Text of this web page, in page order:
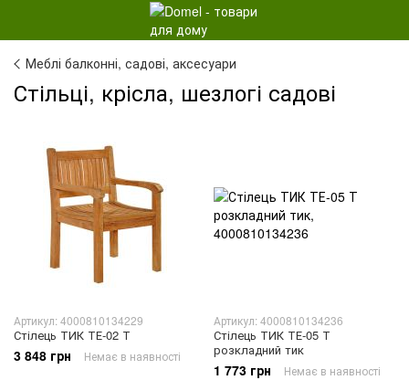
Меблі балконні, садові, аксесуари
Стільці, крісла, шезлогі садові
Артикул: 4000810134229
Стілець ТИК ТЕ-02 Т
3 848 грн Немає в наявності
Артикул: 4000810134236
Стілець ТИК ТЕ-05 Т
розкладний тик
1 773 грн Немає в наявності